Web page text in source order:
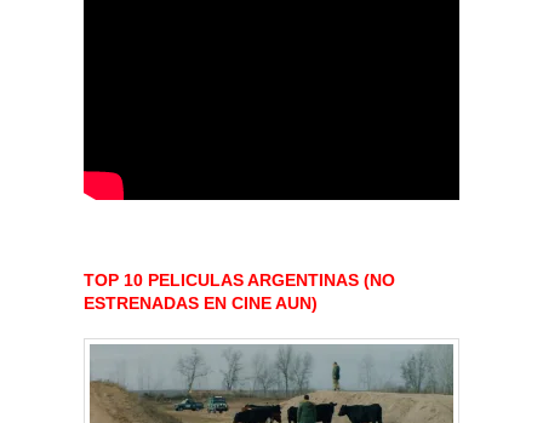
TOP 10 PELICULAS ARGENTINAS (NO
ESTRENADAS EN CINE AUN)